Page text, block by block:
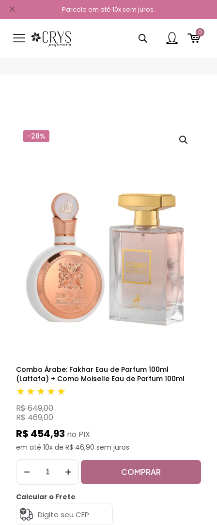
Parcele em até 10x sem juros.
✕
0
-28%
Combo Árabe: Fakhar Eau de Parfum 100ml
(Lattafa) + Como Moiselle Eau de Parfum 100ml
★★★★★
R$ 649,00
R$ 469,00
R$ 454,93 no PIX
em até 10x de R$ 46,90 sem juros
COMPRAR
Calcular o Frete